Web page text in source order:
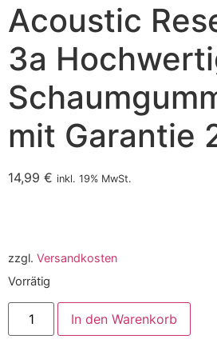
Acoustic
3a
mit Garantie
14,99 € inkl. 19% MwSt.
zzgl. Versandkosten
Vorrätig
In den Warenkorb